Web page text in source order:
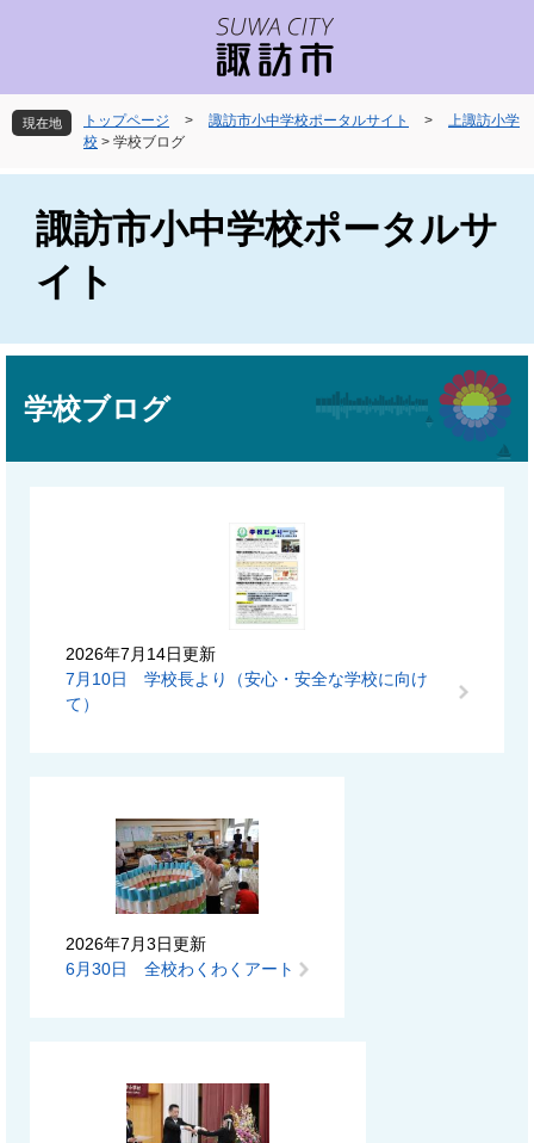
先
頭
を
飛
現在地 トップページ > 諏訪市小中学校ポータルサイト >
上諏訪小学
校 > 学校ブログ
諏訪市小中学校ポータルサ
イト
学校ブログ
2026年7月14日更新
7月10日 学校長より（安心・安全な学校に向け
て）
2026年7月3日更新
6月30日 全校わくわくアート